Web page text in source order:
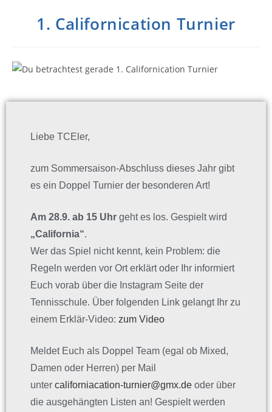
1. Californication Turnier
Liebe TCEler,
zum Sommersaison-Abschluss dieses Jahr gibt
es ein Doppel Turnier der besonderen Art!
Am 28.9. ab 15 Uhr geht es los. Gespielt wird
„California“.
Wer das Spiel nicht kennt, kein Problem: die
Regeln werden vor Ort erklärt oder Ihr informiert
Euch vorab über die Instagram Seite der
Tennisschule. Über folgenden Link gelangt Ihr zu
einem Erklär-Video: zum Video
Meldet Euch als Doppel Team (egal ob Mixed,
Damen oder Herren) per Mail
unter californiacation-turnier@gmx.de oder über
die ausgehängten Listen an! Gespielt werden